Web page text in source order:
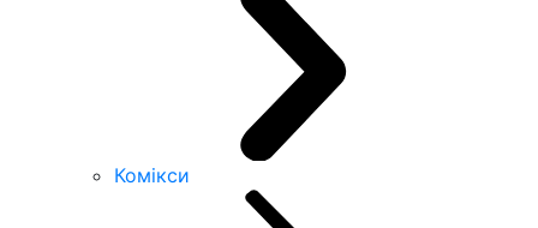
Комікси